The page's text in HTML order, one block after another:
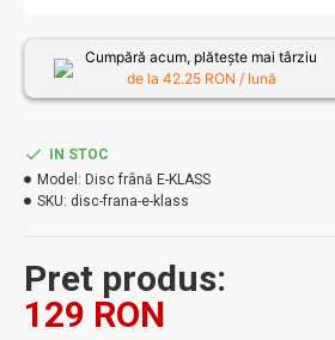
Pret produs:
129 RON
IN STOC
Model: Disc frână E-KLASS
SKU: disc-frana-e-klass
Cumpără acum, plătește mai târziu
de la 42.25RON / lună